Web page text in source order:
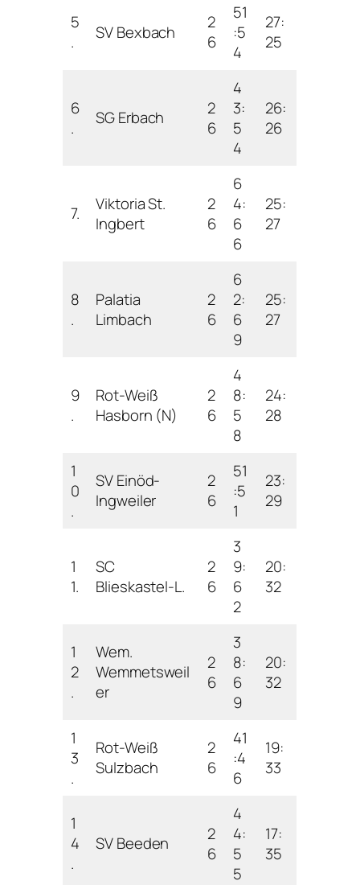
5
.
SV Bexbach
2
6
51
:5
4
27:
25
6
.
SG Erbach
2
6
4
3:
5
4
26:
26
7.
Viktoria St.
Ingbert
2
6
6
4:
6
6
25:
27
8
.
Palatia
Limbach
2
6
6
2:
6
9
25:
27
9
.
Rot-Weiß
Hasborn (N)
2
6
4
8:
5
8
24:
28
1
0
.
SV Einöd-
Ingweiler
2
6
51
:5
1
23:
29
1
1.
SC
Blieskastel-L.
2
6
3
9:
6
2
20:
32
1
2
.
Wem.
Wemmetsweil
er
2
6
3
8:
6
9
20:
32
1
3
.
Rot-Weiß
Sulzbach
2
6
41
:4
6
19:
33
1
4
.
SV Beeden
2
6
4
4:
5
5
17:
35